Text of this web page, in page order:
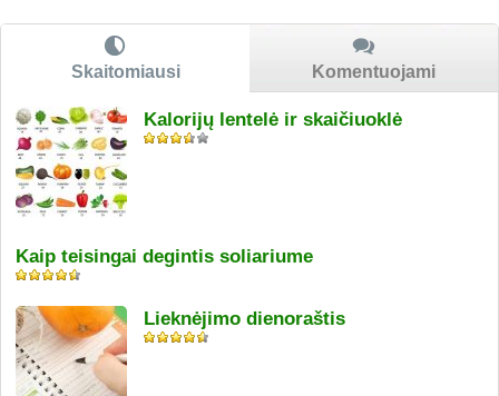
Skaitomiausi Komentuojami
Kalorijų lentelė ir skaičiuoklė
Kaip teisingai degintis soliariume
Lieknėjimo dienoraštis